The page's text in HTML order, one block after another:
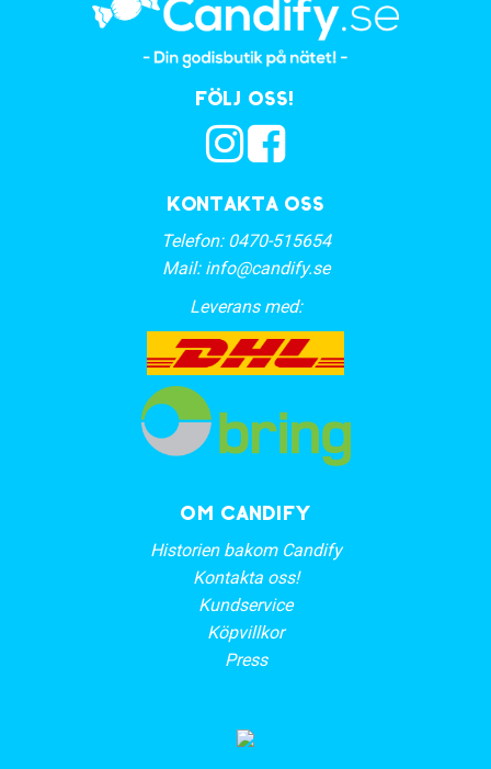
Kontakta oss
Telefon: 0470-515654
Mail: info@candify.se
Leverans med:
Följ oss!
OM CANDIFY
Historien bakom Candify
Kontakta oss!
Kundservice
Köpvillkor
Press